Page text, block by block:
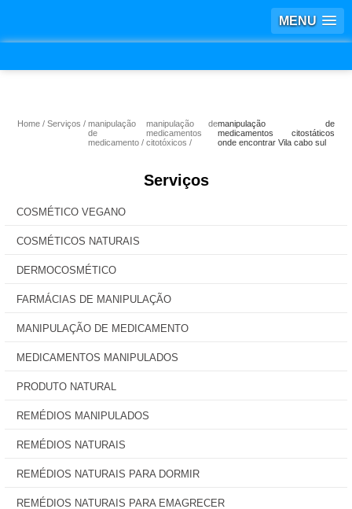
MENU
Home Serviços
manipulação
de
medicamento
manipulação de
medicamentos
citotóxicos
manipulação de
medicamentos citostáticos
onde encontrar Vila cabo sul
Serviços
COSMÉTICO VEGANO
COSMÉTICOS NATURAIS
DERMOCOSMÉTICO
FARMÁCIAS DE MANIPULAÇÃO
MANIPULAÇÃO DE MEDICAMENTO
MEDICAMENTOS MANIPULADOS
PRODUTO NATURAL
REMÉDIOS MANIPULADOS
REMÉDIOS NATURAIS
REMÉDIOS NATURAIS PARA DORMIR
REMÉDIOS NATURAIS PARA EMAGRECER